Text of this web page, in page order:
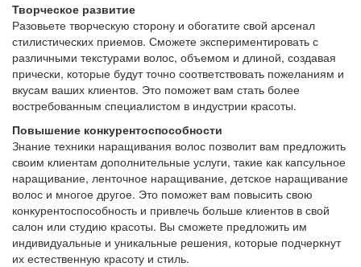
Творческое развитие
Разовьете творческую сторону и обогатите свой арсенал
стилистических приемов. Сможете экспериментировать с
различными текстурами волос, объемом и длиной, создавая
прически, которые будут точно соответствовать пожеланиям и
вкусам ваших клиентов. Это поможет вам стать более
востребованным специалистом в индустрии красоты.
Повышение конкурентоспособности
Знание техники наращивания волос позволит вам предложить
своим клиентам дополнительные услуги, такие как капсульное
наращивание, ленточное наращивание, детское наращивание
волос и многое другое. Это поможет вам повысить свою
конкурентоспособность и привлечь больше клиентов в свой
салон или студию красоты. Вы сможете предложить им
индивидуальные и уникальные решения, которые подчеркнут
их естественную красоту и стиль.